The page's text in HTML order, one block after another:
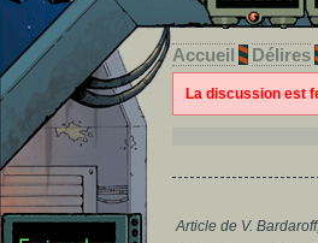
Accueil Délires
La discussion est
Article de V.